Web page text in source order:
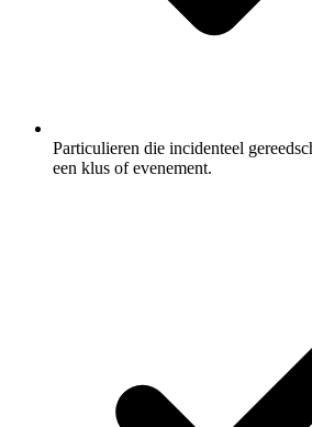
Particulieren die incidenteel
een klus of evenement.